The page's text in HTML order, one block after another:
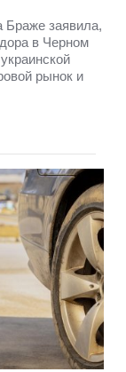
Браже заявила,
в Черном
рынок и